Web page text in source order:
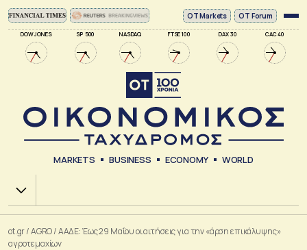
DOW JONES SP 500 NASDAQ FTSE 100 DAX 30 CAC 40
ΟΤ Markets OT Forum
MARKETS BUSINESS ECONOMY WORLD
Χ.Α.
ot.gr/AGRO/ΑΑΔΕ: Έως 29 Μαΐου οι αιτήσεις για την «άρση επικάλυψης»
αγροτεμαχίων